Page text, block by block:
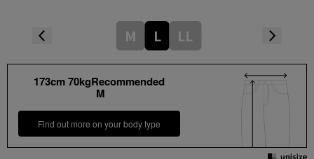
M L LL
173cm 70kgRecommended
M
Find out more on your body type